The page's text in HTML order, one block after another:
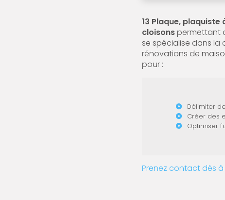
13 Plaque, plaquiste
cloisonspermettant
se spécialise dans
rénovations de
pour :
Délimiter
Créer des
Optimiser
Prenez contact dès à